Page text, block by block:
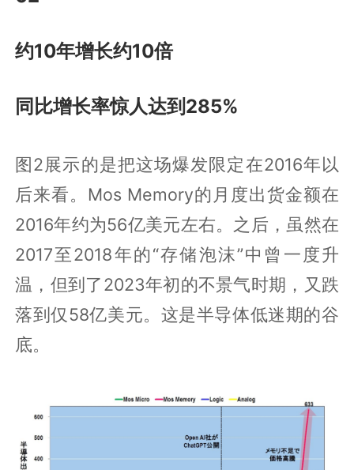
约10年增长约10倍
同比增长率惊人达到285%
图2展示的是把这场爆发限定在2016年以
后来看。Mos Memory的月度出货金额在
2016年约为56亿美元左右。之后，虽然在
2017至2018年的“存储泡沫”中曾一度升
温，但到了2023年初的不景气时期，又跌
落到仅58亿美元。这是半导体低迷期的谷
底。